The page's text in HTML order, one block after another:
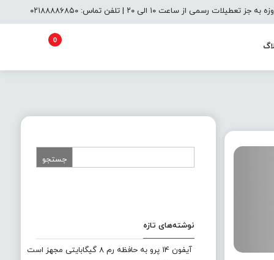
رسمی از ساعت ۱۰ الی ۲۰ | تلفن تماس: ۰۲۱۸۸۸۸۶۸۵۰
0
نوشته‌های تازه
آیفون 14 پرو به حافظه رم 8 گیگابایتی مجهز است